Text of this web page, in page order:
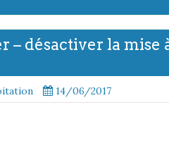
– désactiver la mise
14/06/2017